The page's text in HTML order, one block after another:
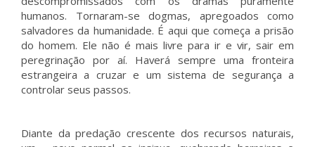
humanos. Tornaram-se dogmas, apregoados como
salvadores da humanidade. É aqui que começa a prisão
do homem. Ele não é mais livre para ir e vir, sair em
peregrinação por aí. Haverá sempre uma fronteira
estrangeira a cruzar e um sistema de segurança a
controlar seus passos.
Diante da predação crescente dos recursos naturais,